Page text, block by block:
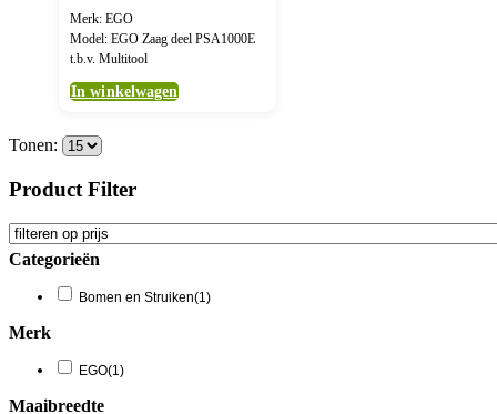
Merk: EGO
Model: EGO Zaag deel PSA1000E
t.b.v. Multitool
In winkelwagen
Tonen:
Product Filter
Categorieën
Bomen en Struiken(1)
Merk
EGO(1)
Maaibreedte